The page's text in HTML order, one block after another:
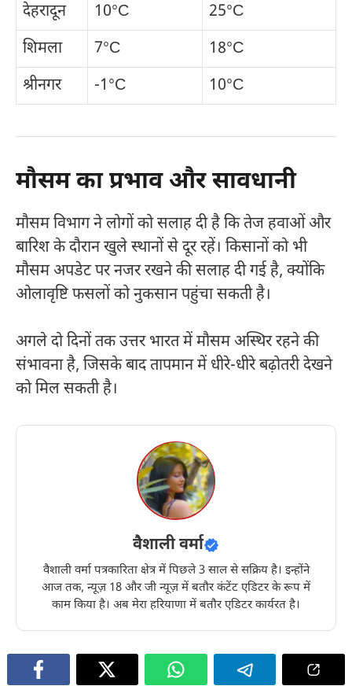
देहरादून
10°C
25°C
शिमला
7°C
18°C
श्रीनगर
-1°C 10°C
मौसम का प्रभाव और सावधानी
मौसम विभाग ने लोगों को सलाह दी है कि तेज हवाओं और
बारिश के दौरान खुले स्थानों से दूर रहें। किसानों को भी
मौसम अपडेट पर नजर रखने की सलाह दी गई है, क्योंकि
ओलावृष्टि फसलों को नुकसान पहुंचा सकती है।
अगले दो दिनों तक उत्तर भारत में मौसम अस्थिर रहने की
संभावना है, जिसके बाद तापमान में धीरे-धीरे बढ़ोतरी देखने
को मिल सकती है।
वैशाली वर्मा
वैशाली वर्मा पत्रकारिता क्षेत्र में पिछले 3 साल से सक्रिय है। इन्होंने
आज तक, न्यूज़ 18 और जी न्यूज़ में बतौर कंटेंट एडिटर के रूप में
काम किया है। अब मेरा हरियाणा में बतौर एडिटर कार्यरत है।